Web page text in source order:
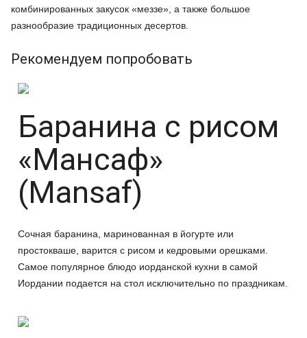
комбинированных закусок «меззе», а также большое
разнообразие традиционных десертов.
Рекомендуем попробовать
Баранина с рисом
«Мансаф»
(Mansaf)
Сочная баранина, маринованная в йогурте или
простокваше, варится с рисом и кедровыми орешками.
Самое популярное блюдо иорданской кухни в самой
Иордании подается на стол исключительно по праздникам.